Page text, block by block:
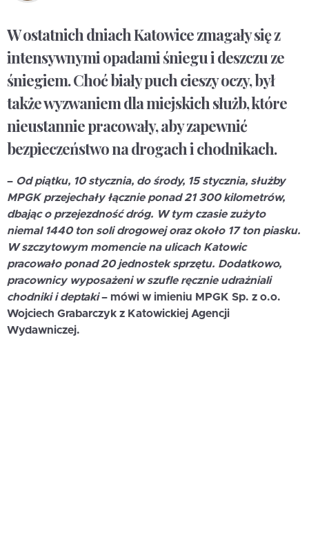
W ostatnich dniach Katowice zmagały się z
intensywnymi opadami śniegu i deszczu ze
śniegiem. Choć biały puch cieszy oczy, był
także wyzwaniem dla miejskich służb, które
nieustannie pracowały, aby zapewnić
bezpieczeństwo na drogach i chodnikach.
– Od piątku, 10 stycznia, do środy, 15 stycznia, służby
MPGK przejechały łącznie ponad 21 300 kilometrów,
dbając o przejezdność dróg. W tym czasie zużyto
niemal 1440 ton soli drogowej oraz około 17 ton piasku.
W szczytowym momencie na ulicach Katowic
pracowało ponad 20 jednostek sprzętu. Dodatkowo,
pracownicy wyposażeni w szufle ręcznie udrażniali
chodniki i deptaki– mówi w imieniu MPGK Sp. z o.o.
Wojciech Grabarczyk z Katowickiej Agencji
Wydawniczej.